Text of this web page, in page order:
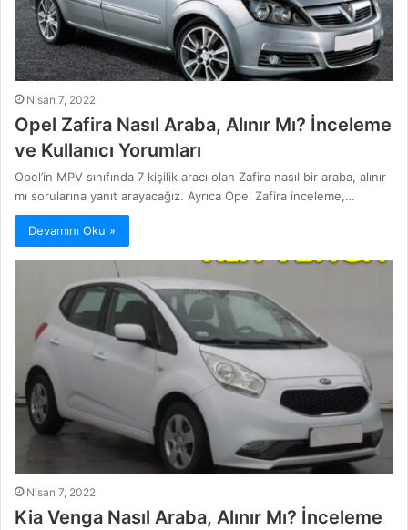
Nisan 7, 2022
Opel Zafira Nasıl Araba, Alınır Mı? İnceleme
ve Kullanıcı Yorumları
Opel’in MPV sınıfında 7 kişilik aracı olan Zafira nasıl bir araba, alınır
mı sorularına yanıt arayacağız. Ayrıca Opel Zafira inceleme,…
Devamını Oku »
Nisan 7, 2022
Kia Venga Nasıl Araba, Alınır Mı? İnceleme